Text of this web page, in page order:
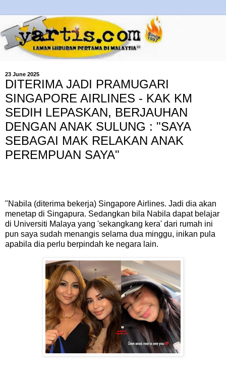
23 June 2025
DITERIMA JADI PRAMUGARI
SINGAPORE AIRLINES - KAK KM
SEDIH LEPASKAN, BERJAUHAN
DENGAN ANAK SULUNG : "SAYA
SEBAGAI MAK RELAKAN ANAK
PEREMPUAN SAYA"
"Nabila (diterima bekerja) Singapore Airlines. Jadi dia akan
menetap di Singapura. Sedangkan bila Nabila dapat belajar
di Universiti Malaya yang 'sekangkang kera' dari rumah ini
pun saya sudah menangis selama dua minggu, inikan pula
apabila dia perlu berpindah ke negara lain.